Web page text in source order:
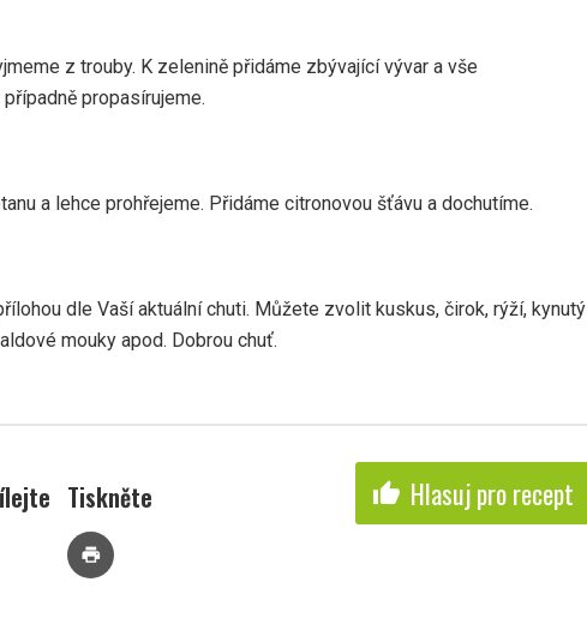
z trouby. K zelenině přidáme zbývající vývar a vše
propasírujeme.
a lehce prohřejeme. Přidáme citronovou šťávu a dochutíme.
dle Vaší aktuální chuti. Můžete zvolit kuskus, čirok, rýží, kynutý
mouky apod. Dobrou chuť.
Tiskněte
print
thumb_up Hlasuj pro recept